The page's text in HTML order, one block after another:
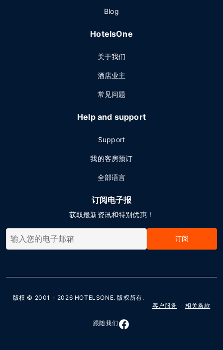
Blog
HotelsOne
关于我们
酒店业主
常见问题
Help and support
Support
我的客房预订
全部语言
订阅电子报
获取最新资讯和特别优惠！
订阅
版权 © 2001 - 2026 HOTELSONE. 版权所有.
客户服务
相关条款
跟随我们